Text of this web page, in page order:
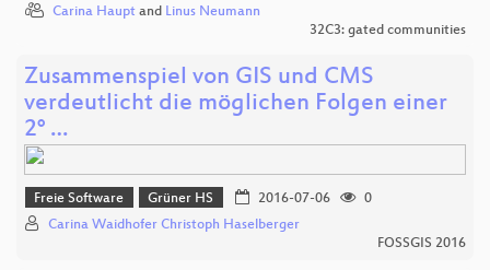
Carina Haupt and Linus Neumann
32C3: gated communities
Zusammenspiel von GIS und CMS
verdeutlicht die möglichen Folgen einer
2° …
Freie Software Grüner HS 2016-07-06
0
Carina Waidhofer Christoph Haselberger
FOSSGIS 2016